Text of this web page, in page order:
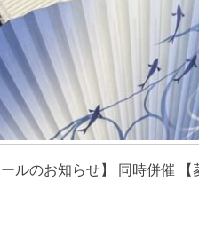
ールのお知らせ】 同時併催